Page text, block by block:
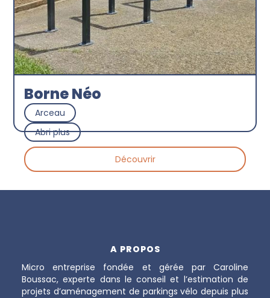
Borne Néo
Arceau
Abri plus
Découvrir
A PROPOS
Micro entreprise fondée et gérée par Caroline
Boussac, experte dans le conseil et l’estimation de
projets d’aménagement de parkings vélo depuis plus